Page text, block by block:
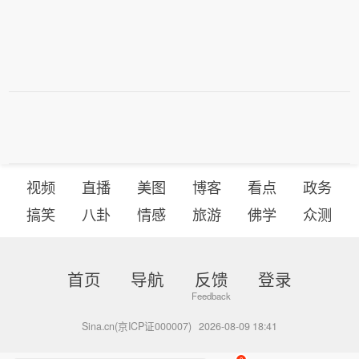
视频 直播 美图 博客 看点
政务
搞笑
八卦 情感 旅游 佛学 众测
首页 导航 反馈 登录
Sina.cn(京ICP证000007) 2026-08-09 18:41